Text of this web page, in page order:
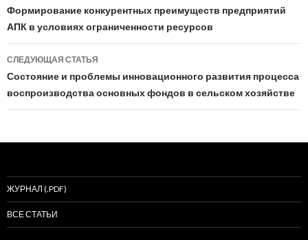
по
записям
Формирование конкурентных преимуществ предприятий
АПК в условиях ограниченности ресурсов
СЛЕДУЮЩАЯ СТАТЬЯ
Состояние и проблемы инновационного развития процесса
воспроизводства основных фондов в сельском хозяйстве
ЖУРНАЛ (.PDF)
ВСЕ СТАТЬИ